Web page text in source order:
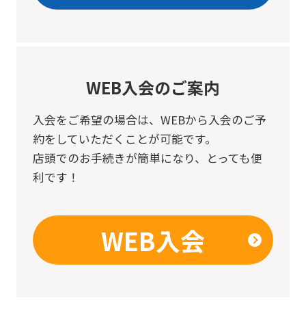
WEB入会のご案内
入会をご希望の場合は、 WEBから入会のご予
約をしていただくことが可能です。
店頭でのお手続きが簡単になり、とっても便
利です！
WEB入会